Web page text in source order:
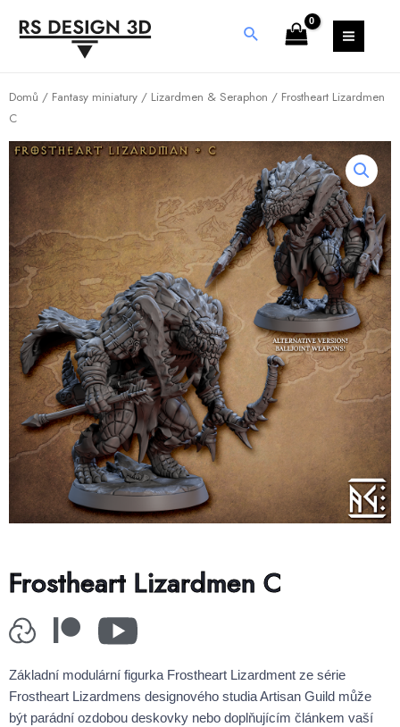
Domů / Fantasy miniatury / Lizardmen & Seraphon / Frostheart Lizardmen
C
Frostheart Lizardmen C
Základní modulární figurka Frostheart Lizardment ze série
Frostheart Lizardmens designového studia Artisan Guild může
být parádní ozdobou deskovky nebo doplňujícím článkem vaší